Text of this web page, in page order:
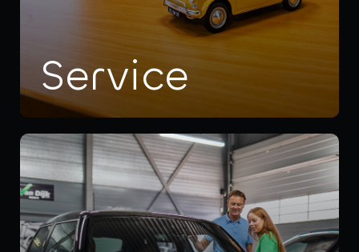
Service
a